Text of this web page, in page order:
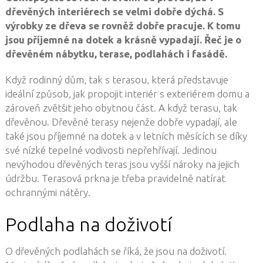
dřevěných interiérech se velmi dobře dýchá. S
výrobky ze dřeva se rovněž dobře pracuje. K tomu
jsou příjemné na dotek a krásně vypadají. Řeč je o
dřevěném nábytku, terase, podlahách i fasádě.
Když rodinný dům, tak s terasou, která představuje
ideální způsob, jak propojit interiér s exteriérem domu a
zároveň zvětšit jeho obytnou část. A když terasu, tak
dřevěnou. Dřevěné terasy nejenže dobře vypadají, ale
také jsou příjemné na dotek a v letních měsících se díky
své nízké tepelné vodivosti nepřehřívají. Jedinou
nevýhodou dřevěných teras jsou vyšší nároky na jejich
údržbu. Terasová prkna je třeba pravidelně natírat
ochrannými nátěry.
Podlaha na doživotí
O dřevěných podlahách se říká, že jsou na doživotí.